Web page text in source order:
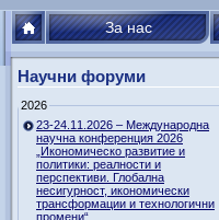
За нас
Научни форуми
2026
23-24.11.2026 – Международна
научна конференция 2026
„Икономическо развитие и
политики: реалности и
перспективи. Глобална
несигурност, икономически
трансформации и технологични
промени“